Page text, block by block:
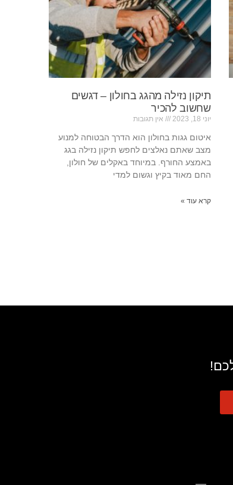
תיקון נזילה מהגג בחולון – דגשים
שחשוב להכיר
יוני 18, 2023 אין תגובות
איטום גגות בחולון הוא הדרך הבטוחה למנוע
מצב שאתם נאלצים לחפש תיקון נזילה בגג
באמצע החורף. במיוחד באקלים של חולון,
החם מאוד בקיץ וגשום למדי
קרא עוד »